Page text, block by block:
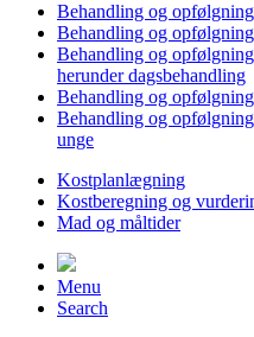
Behandling og
Behandling og
Behandling og
herunder dagsbehandling
Behandling og
Behandling og
unge
Kostplanlægning
Kostberegning og
Mad og måltider
Menu
Search